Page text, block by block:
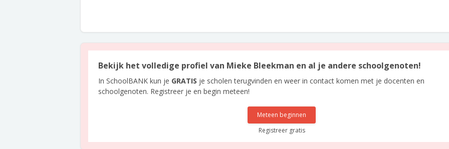
Bekijk het volledige profiel van Mieke Bleekman en al je andere schoolgenoten!
In SchoolBANK kun je GRATIS je scholen terugvinden en weer in contact komen met je docenten en
schoolgenoten. Registreer je en begin meteen!
Meteen beginnen
Registreer gratis